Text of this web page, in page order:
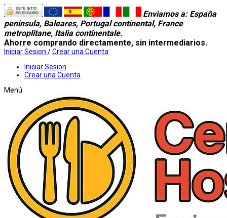
Enviamos a: España
peninsula, Baleares, Portugal continental, France
metroplitane, Italia continentale.
Ahorre comprando directamente, sin intermediarios.
Iniciar Sesion /Crear una Cuenta
Iniciar Sesion
Crear una Cuenta
Menú